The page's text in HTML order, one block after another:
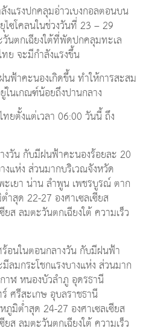
แรงปกคลุมอ่าวเบงกอลตอนบน
ซโคลนในช่วงวันที่ 23 – 29
ตกเฉียงใต้ที่พัดปกคลุมทะเล
ย จะมีกำลังแรงขึ้น
ฟ้าคะนองเกิดขึ้น ทำให้การสะสม
นเกณฑ์น้อยถึงปานกลาง
ยตั้งแต่เวลา 06:00 วันนี้ ถึง
วัน กับมีฝนฟ้าคะนองร้อยละ 20
แห่ง ส่วนมากบริเวณจังหวัด
ะเยา น่าน ลำพูน เพชรบูรณ์ ตาก
สุด 22-27 องศาเซลเซียส
ส ลมตะวันตกเฉียงใต้ ความเร็ว
อนในตอนกลางวัน กับมีฝนฟ้า
มกระโชกแรงบางแห่ง ส่วนมาก
าฬ หนองบัวลำภู อุดรธานี
ศรีสะเกษ อุบลราชธานี
มิต่ำสุด 24-27 องศาเซลเซียส
ส ลมตะวันตกเฉียงใต้ ความเร็ว